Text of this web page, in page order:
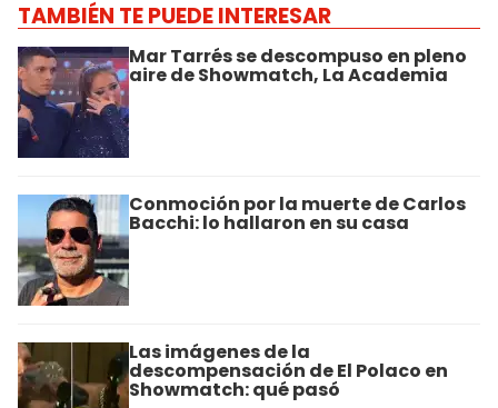
TAMBIÉN TE PUEDE INTERESAR
Mar Tarrés se descompuso en pleno
aire de Showmatch, La Academia
Conmoción por la muerte de Carlos
Bacchi: lo hallaron en su casa
Las imágenes de la
descompensación de El Polaco en
Showmatch: qué pasó